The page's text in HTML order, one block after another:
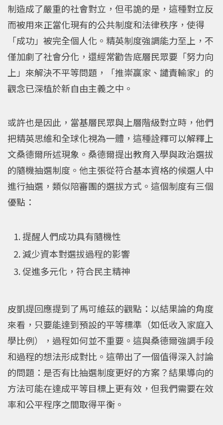
制造成了嚴重的社會對立，但弔詭的是，這種對立反
而被用來正當化現有的公共制度和法律秩序，使得
「成功」被完全個人化。精英制度強調能力至上，不
僅加劇了社會分化，還經常勸告底層民眾要「努力向
上」來解決不平等問題，「推崇贏家、譴責輸家」的
觀念已深植於新自由主義之中。
或許也是因此，當基層民眾與上層階級對立時，他們
把精英思維和全球化視為一體，這種詮釋可以解釋上
文桑德爾所述現象。桑德爾提出教育入學與政治選拔
的隨機抽選制度。他主張從符合基本資格的候選人中
進行抽選，類似陪審團的選拔方式。這個制度有三個
優點：
提醒人們成功具有隨機性
減少資本對選拔過程的影響
促進多元化，符合民主精神
皮凱提回應提到了馬可維茲的觀點：以結果論的角度
來看，只要能達到預設的平等標準（如低收入家庭入
學比例），過程如何並不重要。這與桑德爾強調手段
和過程的想法形成對比。這帶出了一個值得深入討論
的問題：是否有比抽選制度更好的方案？結果導向的
方法可能在達成平等目標上更有效，但我們需要在效
率和公平程序之間取得平衡。